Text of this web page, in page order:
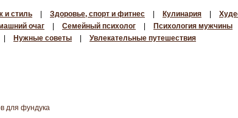
и стиль Здоровье, спорт и фитнес Кулинария
очаг Семейный психолог Психология мужчины
Нужные советы Увлекательные путешествия
для фундука